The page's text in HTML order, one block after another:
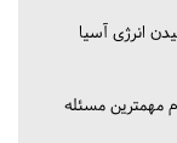
انرژی آسیا
مهمترین مسئله